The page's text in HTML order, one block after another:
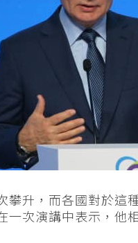
攀升，而各國對於這
一次演講中表示，他